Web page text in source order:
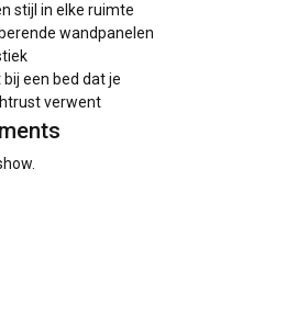
stijl in elke ruimte
wandpanelen
een bed dat je
verwent